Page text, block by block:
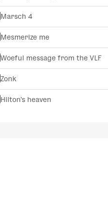
Marsch 4
Mesmerize me
Woeful message from the VLF
Zonk
Hilton's heaven